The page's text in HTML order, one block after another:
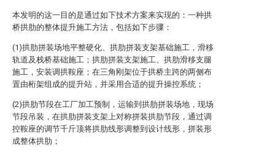
本发明的这一目的是通过如下技术方案来实现的：一种拱
桥拱肋的整体提升施工方法，包括如下步骤：
(1)拱肋拼装场地平整硬化、拱肋拼装支架基础施工，滑移
轨道及栈桥基础施工；拱肋拼装支架施工、拱肋滑移支腿
施工，安装调拱鞍座；在三角刚架位于拱桥主跨的两侧布
置由桁架组成的提升站，并采用合适的提升操控系统；
(2)拱肋节段在工厂加工预制，运输到拱肋拼装场地，现场
节段吊装，在拱肋拼装支架上对称拼装拱肋节段，通过调
控鞍座的调节千斤顶将拱肋线形调整到设计线形，拼装形
成整体拱肋；